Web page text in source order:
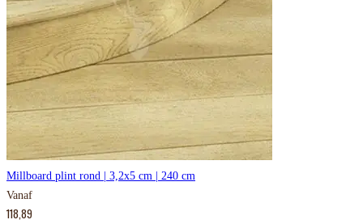
Millboard plint rond | 3,2x5 cm | 240 cm
Vanaf
118,89